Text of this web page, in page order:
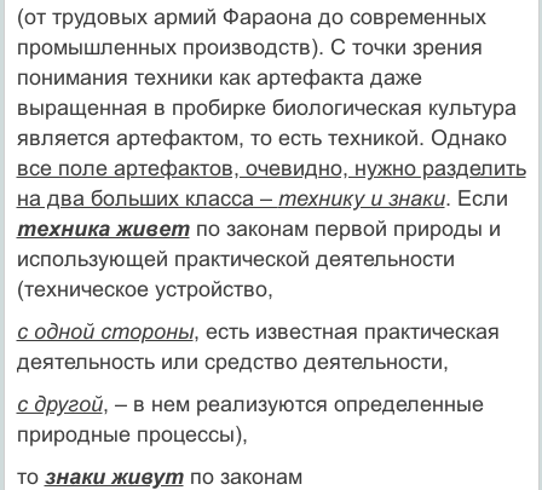
(от трудовых армий Фараона до современных
промышленных производств). С точки зрения
понимания техники как артефакта даже
выращенная в пробирке биологическая культура
является артефактом, то есть техникой. Однако
все поле артефактов, очевидно, нужно разделить
на два больших класса – технику и знаки. Если
техника живетпо законам первой природы и
использующей практической деятельности
(техническое устройство,
с одной стороны, есть известная практическая
деятельность или средство деятельности,
с другой, – в нем реализуются определенные
природные процессы),
то знаки живутпо законам